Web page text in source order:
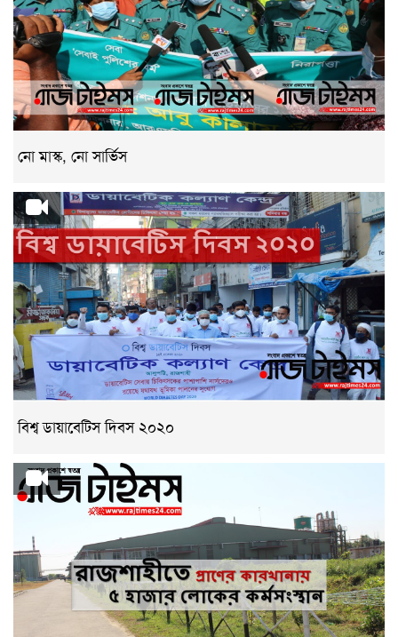
নো মাস্ক, নো সার্ভিস
বিশ্ব ডায়াবেটিস দিবস ২০২০